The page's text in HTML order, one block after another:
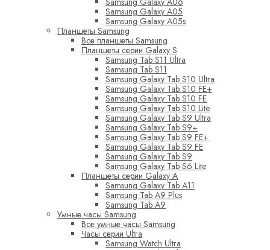
Samsung Galaxy A05
Samsung Galaxy A05s
Планшеты Samsung
Все планшеты Samsung
Планшеты серии Galaxy S
Samsung Tab S11 Ultra
Samsung Tab S11
Samsung Galaxy Tab S10 Ultra
Samsung Galaxy Tab S10 FE+
Samsung Galaxy Tab S10 FE
Samsung Galaxy Tab S10 Lite
Samsung Galaxy Tab S9 Ultra
Samsung Galaxy Tab S9+
Samsung Galaxy Tab S9 FE+
Samsung Galaxy Tab S9 FE
Samsung Galaxy Tab S9
Samsung Galaxy Tab S6 Lite
Планшеты серии Galaxy A
Samsung Galaxy Tab A11
Samsung Tab A9 Plus
Samsung Tab A9
Умные часы Samsung
Все умные часы Samsung
Часы серии Ultra
Samsung Watch Ultra